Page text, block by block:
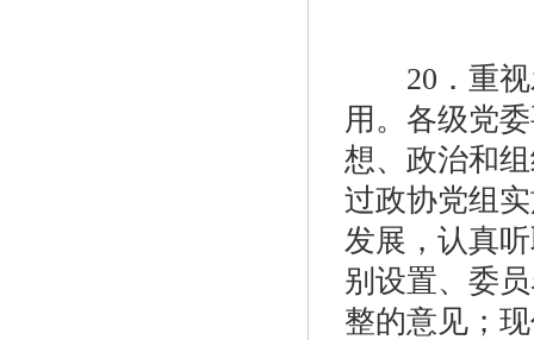
20．重视
用。各级党
想、政治和
过政协党组
发展，认真
别设置、委
整的意见；